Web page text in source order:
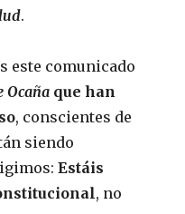
.
este comunicado
Ocaña que han
, conscientes de
siendo
Estáis
, no